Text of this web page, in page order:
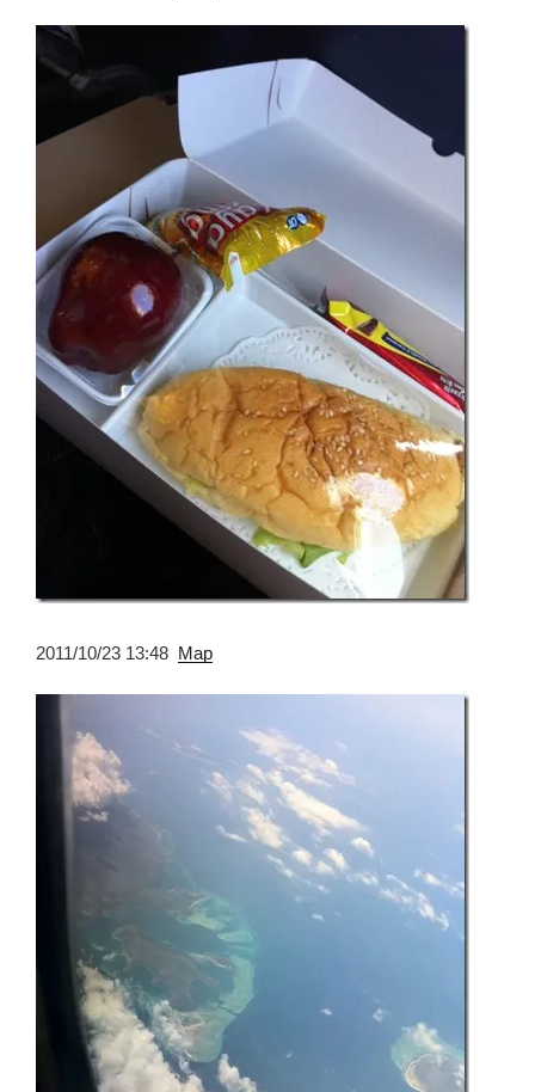
2011/10/23 13:48 Map